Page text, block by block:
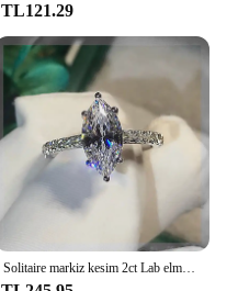
TL121.29
Solitaire markiz kesim 2ct Lab elmas yüzük 925 ayar gümüş Bijou nişan düğün band yüzük kadınlar için menl parti takı